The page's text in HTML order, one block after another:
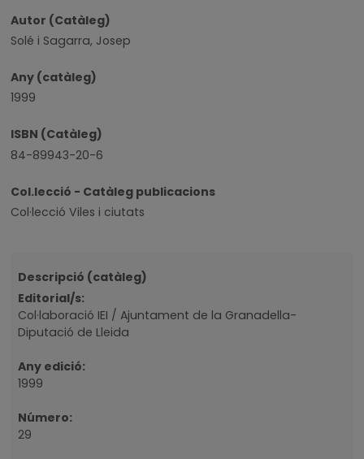
Autor (Catàleg)
Solé i Sagarra, Josep
Any (catàleg)
1999
ISBN (Catàleg)
84-89943-20-6
Col.lecció - Catàleg publicacions
Col·lecció Viles i ciutats
Descripció (catàleg)
Editorial/s:
Col·laboració IEI / Ajuntament de la Granadella-
Diputació de Lleida
Any edició:
1999
Número:
29